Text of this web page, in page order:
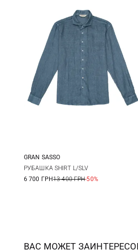
48 50
GRAN SASSO
РУБАШКА SHIRT L/SLV
6 700 ГРН13 400 ГРН-50%
ВАС МОЖЕТ